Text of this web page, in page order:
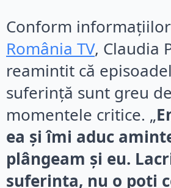
Conform
România TV, Claudia
reamintit că
suferință sunt greu
momentele critice. „
ea și îmi aduc
plângeam și eu.
suferința, nu o poți